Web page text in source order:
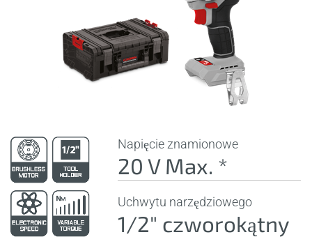
Napięcie znamionowe
20 V Max. *
Uchwytu narzędziowego
1/2" czworokątny